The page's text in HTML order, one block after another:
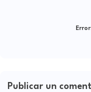
Publicar un